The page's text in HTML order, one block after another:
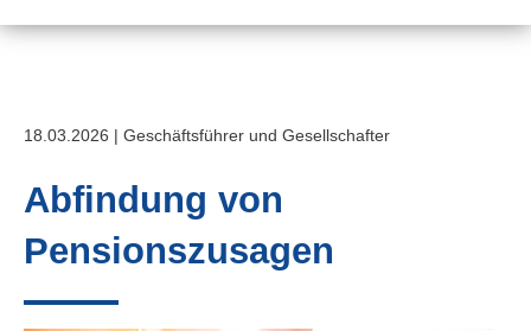
18.03.2026 | Geschäftsführer und Gesellschafter
Abfindung von
Pensionszusagen